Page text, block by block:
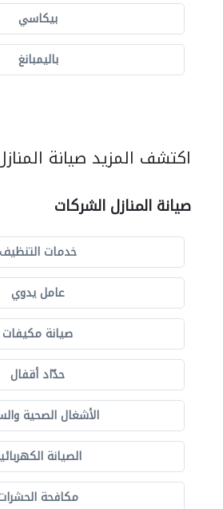
بيكاسي
باليمبانغ
اكتشف المزيد صيانة
صيانة المنازل الشركات
خدمات التنظيف
عامل يدوي
صيانة مكيفات
حدّاد أقفال
الأشغال الصحية
الصيانة
مكافحة